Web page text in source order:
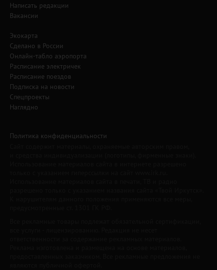
Написать редакции
Вакансии
Экокарта
Сделано в России
Онлайн-табло аэропорта
Расписание электричек
Расписание поездов
Подписка на новости
Спецпроекты
Наглядно
Политика конфиденциальности